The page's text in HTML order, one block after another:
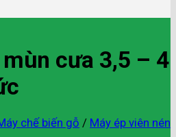
cưa 3,5 – 4
chế biến gỗ / Máy ép viên nén